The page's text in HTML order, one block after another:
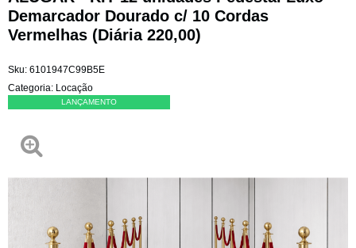
Demarcador Dourado c/ 10 Cordas
Vermelhas (Diária 220,00)
Sku: 6101947C99B5E
Categoria: Locação
LANÇAMENTO